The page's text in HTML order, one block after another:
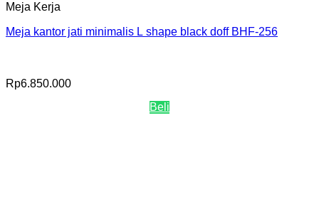
Meja Kerja
Meja kantor jati minimalis L shape black doff BHF-256
Rp6.850.000
Beli